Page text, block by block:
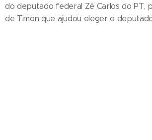
do deputado federal Zé Carlos do PT,
de Timon que ajudou eleger o